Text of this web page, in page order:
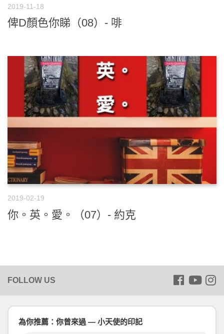
2019-11-18
俾D顏色你睇（08）- 啡
2019-02-19
你。英。愛。（07）- 約克
為你推薦：你曾來過 — 小天使的印記